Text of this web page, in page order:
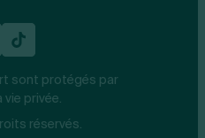
sont protégés par
privée.
réservés.